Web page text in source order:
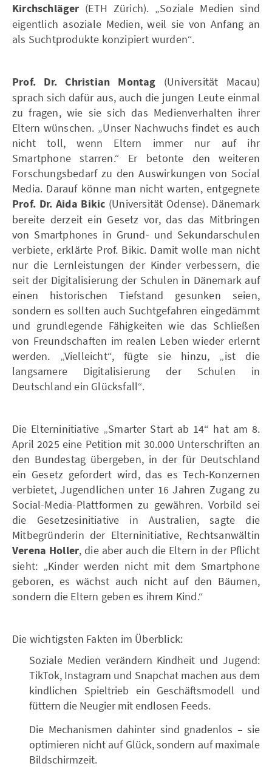
Kirchschläger (ETH Zürich). „Soziale Medien sind
eigentlich asoziale Medien, weil sie von Anfang an
als Suchtprodukte konzipiert wurden“.
Prof. Dr. Christian Montag (Universität Macau)
sprach sich dafür aus, auch die jungen Leute einmal
zu fragen, wie sie sich das Medienverhalten ihrer
Eltern wünschen. „Unser Nachwuchs findet es auch
nicht toll, wenn Eltern immer nur auf ihr
Smartphone starren.“ Er betonte den weiteren
Forschungsbedarf zu den Auswirkungen von Social
Media. Darauf könne man nicht warten, entgegnete
Prof. Dr. Aida Bikic (Universität Odense). Dänemark
bereite derzeit ein Gesetz vor, das das Mitbringen
von Smartphones in Grund- und Sekundarschulen
verbiete, erklärte Prof. Bikic. Damit wolle man nicht
nur die Lernleistungen der Kinder verbessern, die
seit der Digitalisierung der Schulen in Dänemark auf
einen historischen Tiefstand gesunken seien,
sondern es sollten auch Suchtgefahren eingedämmt
und grundlegende Fähigkeiten wie das Schließen
von Freundschaften im realen Leben wieder erlernt
werden. „Vielleicht“, fügte sie hinzu, „ist die
langsamere Digitalisierung der Schulen in
Deutschland ein Glücksfall“.
Die Elterninitiative „Smarter Start ab 14“ hat am 8.
April 2025 eine Petition mit 30.000 Unterschriften an
den Bundestag übergeben, in der für Deutschland
ein Gesetz gefordert wird, das es Tech-Konzernen
verbietet, Jugendlichen unter 16 Jahren Zugang zu
Social-Media-Plattformen zu gewähren. Vorbild sei
die Gesetzesinitiative in Australien, sagte die
Mitbegründerin der Elterninitiative, Rechtsanwältin
Verena Holler, die aber auch die Eltern in der Pflicht
sieht: „Kinder werden nicht mit dem Smartphone
geboren, es wächst auch nicht auf den Bäumen,
sondern die Eltern geben es ihrem Kind.“
Die wichtigsten Fakten im Überblick:
Soziale Medien verändern Kindheit und Jugend:
TikTok, Instagram und Snapchat machen aus dem
kindlichen Spieltrieb ein Geschäftsmodell und
füttern die Neugier mit endlosen Feeds.
Die Mechanismen dahinter sind gnadenlos – sie
optimieren nicht auf Glück, sondern auf maximale
Bildschirmzeit.